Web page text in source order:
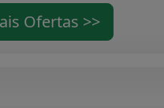
Ofertas >>